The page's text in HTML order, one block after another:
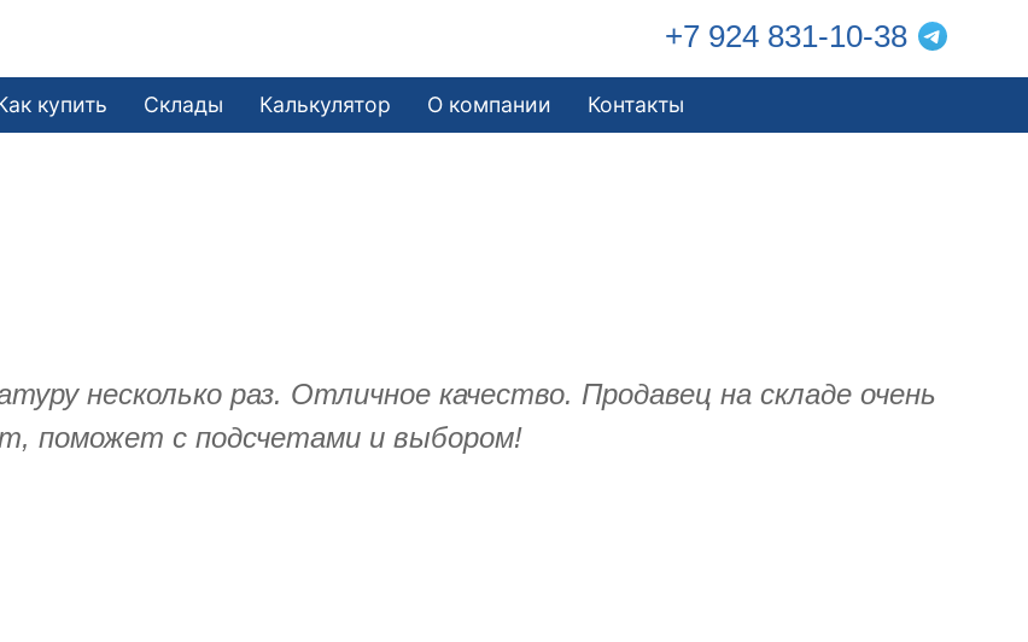
+7 924 831-10-38
купить Склады Калькулятор О компании Контакты
несколько раз. Отличное качество. Продавец на складе очень
поможет с подсчетами и выбором!